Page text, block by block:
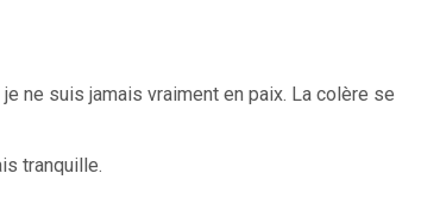
ne suis jamais vraiment en paix. La colère se
tranquille.